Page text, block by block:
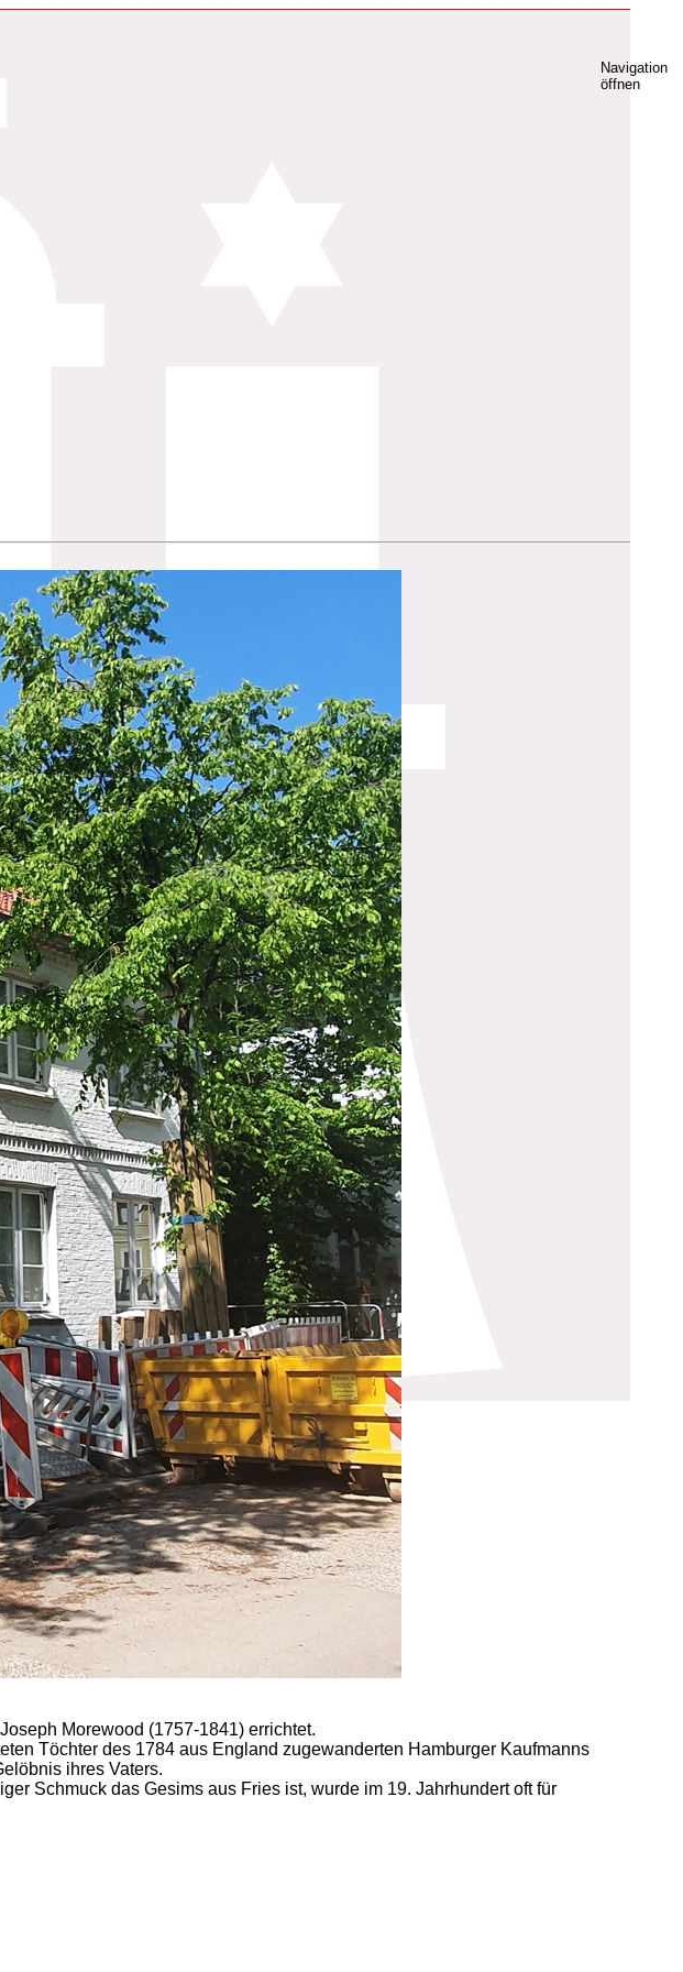
Navigation
öffnen
Morewood (1757-1841) errichtet.
Töchter des 1784 aus England zugewanderten Hamburger Kaufmanns
ihres Vaters.
Schmuck das Gesims aus Fries ist, wurde im 19. Jahrhundert oft für